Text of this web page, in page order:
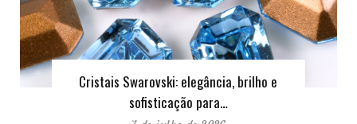
Cristais Swarovski: elegância, brilho e
sofisticação para…